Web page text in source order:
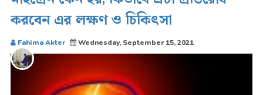
করবেন এর লক্ষণ ও চিকিৎসা
Fahima Akter Wednesday, September 15, 2021